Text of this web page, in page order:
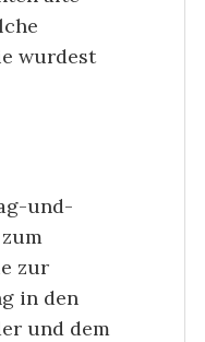
wurdest
und-
zur
in den
und dem